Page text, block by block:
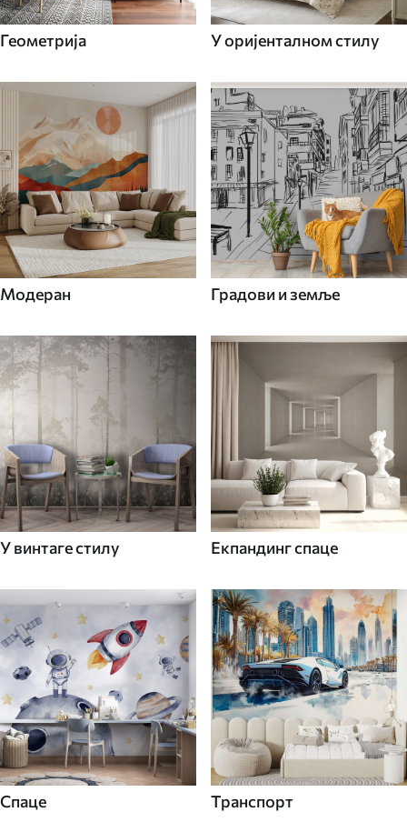
Геометрија У оријенталном стилу
Модеран Градови и земље
У винтаге стилу Екпандинг спаце
Спаце Транспорт